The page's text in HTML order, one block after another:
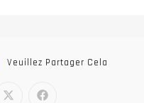
Veuillez Partager Cela